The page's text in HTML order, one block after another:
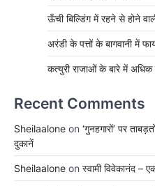
ऊँची बिल्डिंग में रहने से होने
अरंडी के पत्तों के बागवानी में
कत्युरी राजाओं के बारे में अधिक
Recent Comments
Sheilaalone on ‘गुनहगारों’ पर
दुकानें
Sheilaalone on स्वामी विवेकानंद –